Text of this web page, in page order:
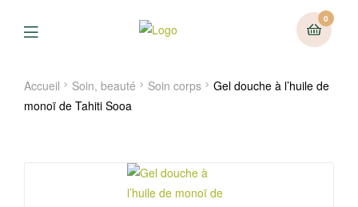
0
Menu
Accueil Soin, beauté Soin corps
Gel douche à l’huile de
monoï de Tahiti Sooa